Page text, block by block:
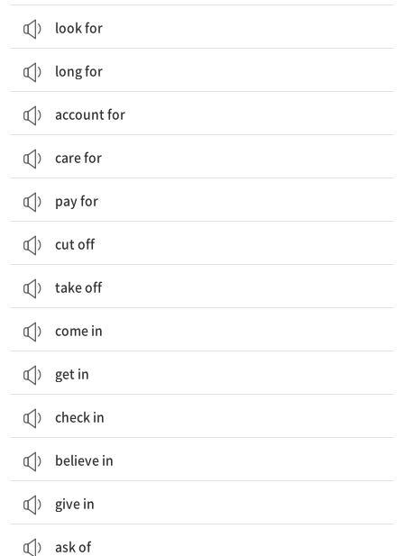
look for
long for
account for
care for
pay for
cut off
take off
come in
get in
check in
believe in
give in
ask of